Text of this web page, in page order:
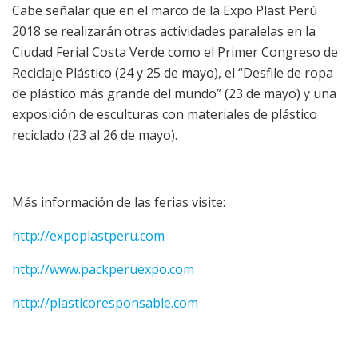
Cabe señalar que en el marco de la Expo Plast Perú
2018 se realizarán otras actividades paralelas en la
Ciudad Ferial Costa Verde como el Primer Congreso de
Reciclaje Plástico (24 y 25 de mayo), el “Desfile de ropa
de plástico más grande del mundo” (23 de mayo) y una
exposición de esculturas con materiales de plástico
reciclado (23 al 26 de mayo).
Más información de las ferias visite:
http://expoplastperu.com
http://www.packperuexpo.com
http://plasticoresponsable.com